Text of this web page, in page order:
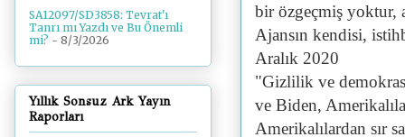
bir özgeçmiş yoktur,
Ajansın kendisi,
Aralık 2020
"Gizlilik ve
ve Biden,
Amerikalılardan sır
SA12097/SD3858: Tevrat'ı
Tanrı mı Yazdı ve Bu Önemli
mi? - 8/3/2026
Yıllık Sonsuz Ark Yayın
Raporları